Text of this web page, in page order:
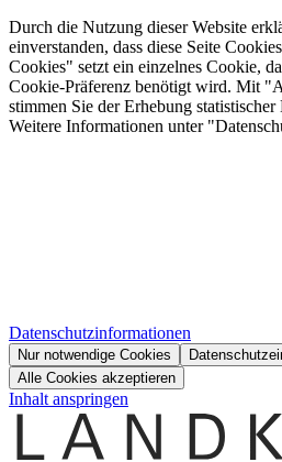
Durch die Nutzung dieser Website
einverstanden, dass diese Seite
Cookies" setzt ein einzelnes Cookie,
Cookie-Präferenz benötigt wird. Mit
stimmen Sie der Erhebung
Weitere Informationen unter
Datenschutzinformationen
Nur notwendige Cookies
Alle Cookies akzeptieren
Inhalt anspringen